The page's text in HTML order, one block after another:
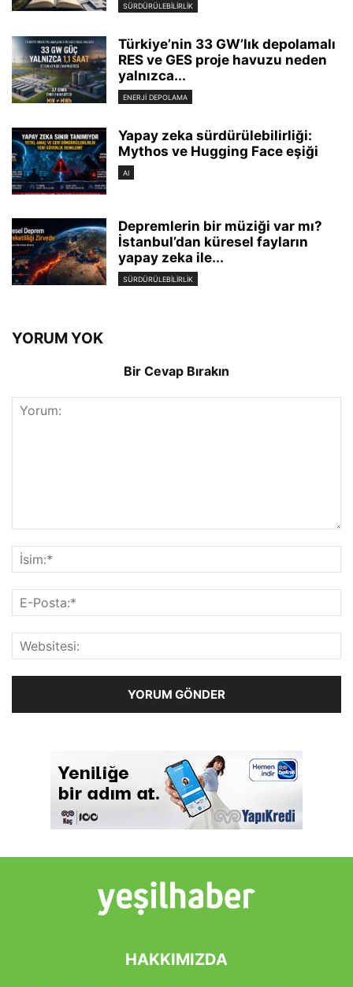
SÜRDÜRÜLEBILIRLIK
Türkiye’nin 33 GW’lık depolamalı
RES ve GES proje havuzu neden
yalnızca...
ENERJI DEPOLAMA
Yapay zeka sürdürülebilirliği:
Mythos ve Hugging Face eşiği
AI
Depremlerin bir müziği var mı?
İstanbul’dan küresel fayların
yapay zeka ile...
SÜRDÜRÜLEBILIRLIK
YORUM YOK
Bir Cevap Bırakın
HAKKIMIZDA